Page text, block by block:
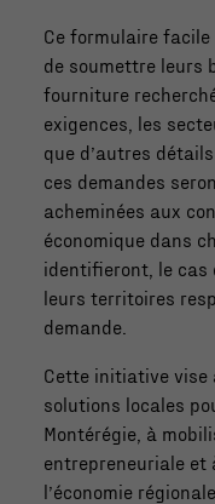
Ce formulaire
de soumettre leurs
fourniture
exigences, les
que d’autres
ces demandes
acheminées aux
économique dans
identifieront, le cas
leurs territoires
demande.
Cette initiative vise
solutions locales
Montérégie, à
entrepreneuriale et
l’économie